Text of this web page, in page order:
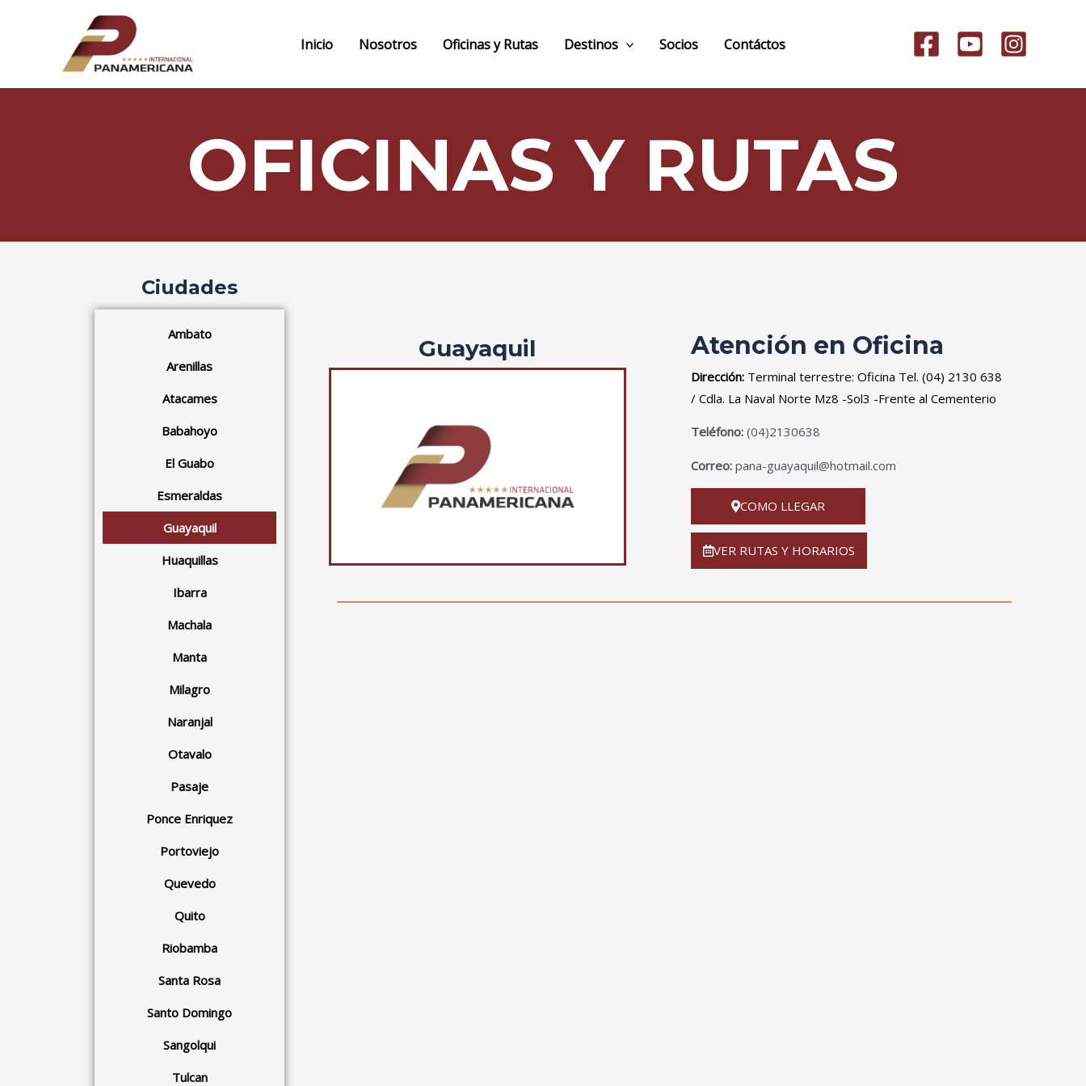
Inicio Nosotros Oficinas y Rutas Destinos Socios Contáctos
OFICINAS Y RUTAS
Ciudades
Ambato
Arenillas
Atacames
Babahoyo
El Guabo
Esmeraldas
Guayaquil
Huaquillas
Ibarra
Machala
Manta
Milagro
Naranjal
Otavalo
Pasaje
Ponce Enriquez
Portoviejo
Quevedo
Quito
Riobamba
Santa Rosa
Santo Domingo
Sangolqui
Tulcan
Guayaquil Atención en Oficina
Dirección: Terminal terrestre: Oficina Tel. (04) 2130 638
/ Cdla. La Naval Norte Mz8 -Sol3 -Frente al Cementerio
Teléfono:(04)2130638
Correo:pana-guayaquil@hotmail.com
COMO LLEGAR
VER RUTAS Y HORARIOS